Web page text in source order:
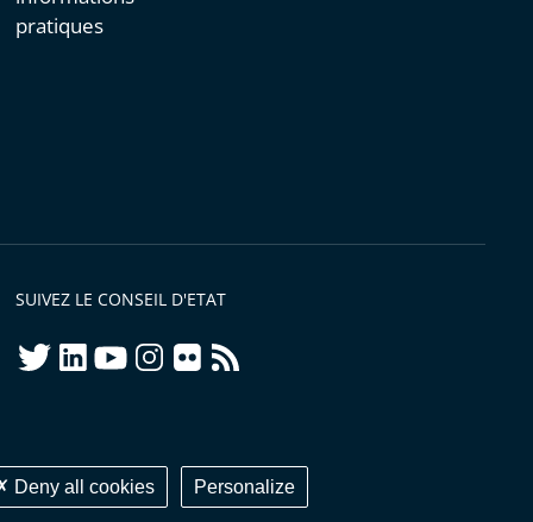
Deny all cookies Personalize
pratiques
SUIVEZ LE CONSEIL D'ETAT
twitterlinkedInyoutubeinstagram
flickrrss
conforme